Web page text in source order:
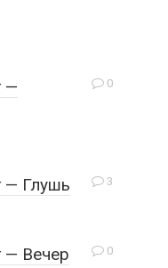
0
—
3
— Глушь
0
— Вечер